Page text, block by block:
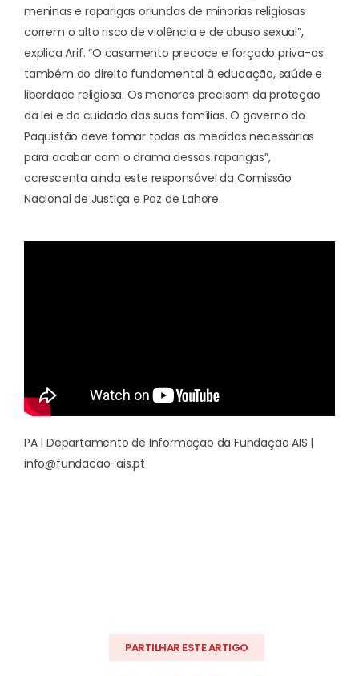
meninas e raparigas oriundas de minorias religiosas
correm o alto risco de violência e de abuso sexual”,
explica Arif. “O casamento precoce e forçado priva-as
também do direito fundamental à educação, saúde e
liberdade religiosa. Os menores precisam da proteção
da lei e do cuidado das suas famílias. O governo do
Paquistão deve tomar todas as medidas necessárias
para acabar com o drama dessas raparigas”,
acrescenta ainda este responsável da Comissão
Nacional de Justiça e Paz de Lahore.
PA | Departamento de Informação da Fundação AIS |
info@fundacao-ais.pt
PARTILHAR ESTE ARTIGO